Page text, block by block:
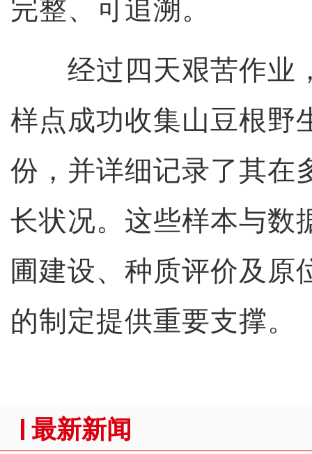
完整、可追溯。
经过四天艰苦作业
样点成功收集山豆根野
份，并详细记录了其在
长状况。这些样本与数
圃建设、种质评价及原
的制定提供重要支撑。
最新新闻